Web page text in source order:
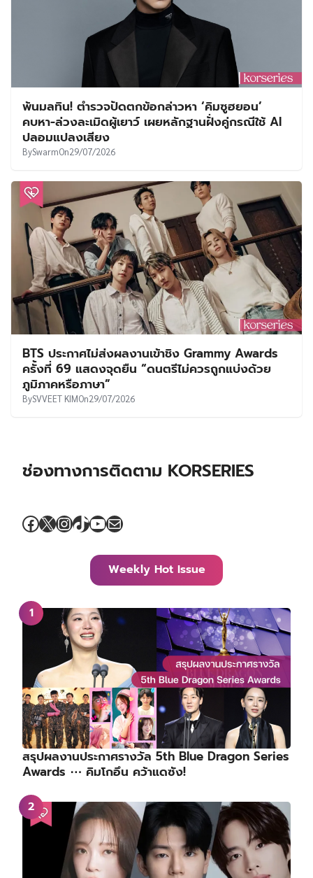
พ้นมลทิน! ตำรวจปัดตกข้อกล่าวหา ‘คิมซูฮยอน’
คบหา-ล่วงละเมิดผู้เยาว์ เผยหลักฐานฝั่งคู่กรณีใช้ AI
ปลอมแปลงเสียง
BySwarmOn29/07/2026
BTS ประกาศไม่ส่งผลงานเข้าชิง Grammy Awards
ครั้งที่ 69 แสดงจุดยืน “ดนตรีไม่ควรถูกแบ่งด้วย
ภูมิภาคหรือภาษา”
BySVVEET KIMOn29/07/2026
ช่องทางการติดตาม KORSERIES
Facebook
X Instagram
TikTok
YouTube
Mail
Weekly Hot Issue
สรุปผลงานประกาศรางวัล 5th Blue Dragon Series
Awards ⋯ คิมโกอึน คว้าแดซัง!